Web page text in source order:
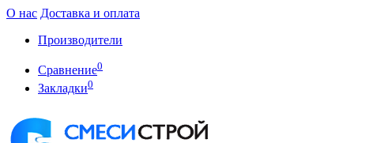
О нас Доставка и оплата
Производители
Сравнение0
Закладки0